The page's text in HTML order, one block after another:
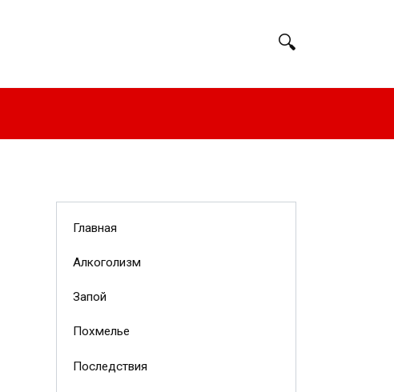
Главная
Алкоголизм
Запой
Похмелье
Последствия